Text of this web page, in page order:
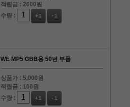
적립금 :2600원
수량 :
+1 -1
WE MP5 GBB용 50번 부품
상품가 : 5,000원
적립금 : 100원
수량 :
+1 -1